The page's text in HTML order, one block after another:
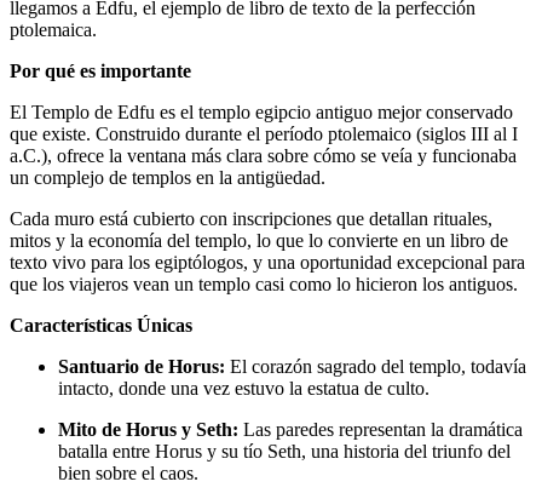
llegamos a Edfu, el ejemplo de libro de texto de la perfección
ptolemaica.
Por qué es importante
El Templo de Edfu es el templo egipcio antiguo mejor conservado
que existe. Construido durante el período ptolemaico (siglos III al I
a.C.), ofrece la ventana más clara sobre cómo se veía y funcionaba
un complejo de templos en la antigüedad.
Cada muro está cubierto con inscripciones que detallan rituales,
mitos y la economía del templo, lo que lo convierte en un libro de
texto vivo para los egiptólogos, y una oportunidad excepcional para
que los viajeros vean un templo casi como lo hicieron los antiguos.
Características Únicas
Santuario de Horus: El corazón sagrado del templo, todavía
intacto, donde una vez estuvo la estatua de culto.
Mito de Horus y Seth: Las paredes representan la dramática
batalla entre Horus y su tío Seth, una historia del triunfo del
bien sobre el caos.